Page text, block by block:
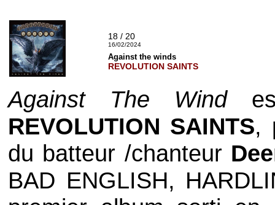
18 / 20
16/02/2024
Against the winds
REVOLUTION SAINTS
Against The Windest
REVOLUTION SAINTS,
du batteur /chanteur
BAD ENGLISH,